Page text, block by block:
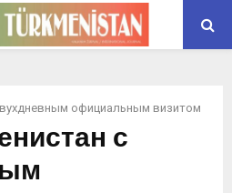
официальным визитом
с